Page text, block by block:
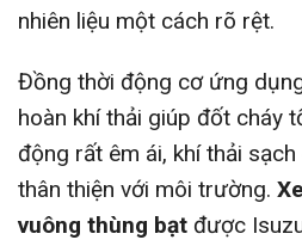
nhiên liệu một cách rõ rệt.
Đồng thời động cơ ứng
hoàn khí thải giúp đốt cháy
động rất êm ái, khí thải sạch
thân thiện với môi trường.
vuông thùng bạt được